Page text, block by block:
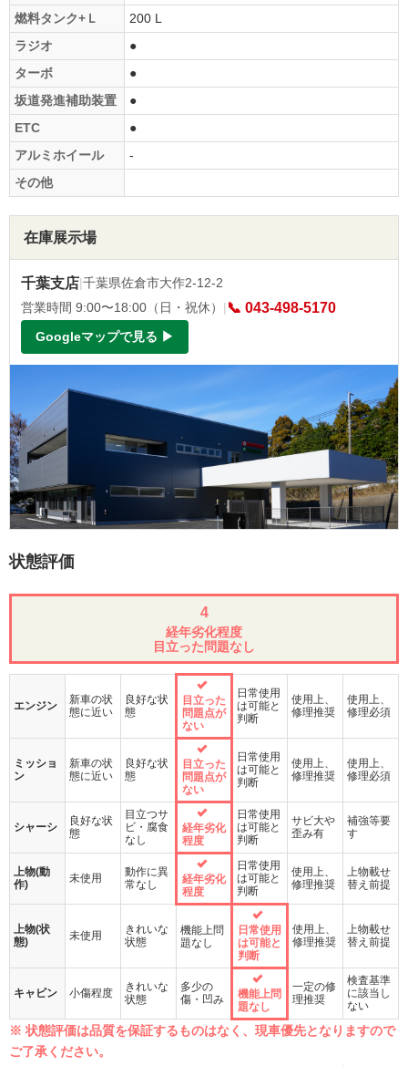
燃料タンク+Ｌ
200 L
ラジオ
●
ターボ
●
坂道発進補助装置
●
ETC
●
アルミホイール
-
その他
在庫展示場
千葉支店|千葉県佐倉市大作2-12-2
営業時間 9:00〜18:00（日・祝休） | 📞 043-498-5170
Googleマップで見る ▶
状態評価
4
経年劣化程度
目立った問題なし
エンジン
新車の状
態に近い
良好な状
態
目立った
問題点が
ない
日常使用
は可能と
判断
使用上、
修理推奨
使用上、
修理必須
ミッショ
ン
新車の状
態に近い
良好な状
態
目立った
問題点が
ない
日常使用
は可能と
判断
使用上、
修理推奨
使用上、
修理必須
シャーシ
良好な状
態
目立つサ
ビ・腐食
なし
経年劣化
程度
日常使用
は可能と
判断
サビ大や
歪み有
補強等要
す
上物(動
作)
未使用
動作に異
常なし
経年劣化
程度
日常使用
は可能と
判断
使用上、
修理推奨
上物載せ
替え前提
上物(状
態)
未使用
きれいな
状態
機能上問
題なし
日常使用
は可能と
判断
使用上、
修理推奨
上物載せ
替え前提
キャビン 小傷程度
きれいな
状態
多少の
傷・凹み
機能上問
題なし
一定の修
理推奨
検査基準
に該当し
ない
※ 状態評価は品質を保証するものはなく、現車優先となりますので
ご了承ください。